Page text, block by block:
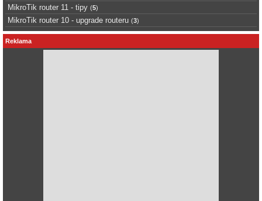
MikroTik router 11 - tipy (5)
MikroTik router 10 - upgrade routeru (3)
Reklama